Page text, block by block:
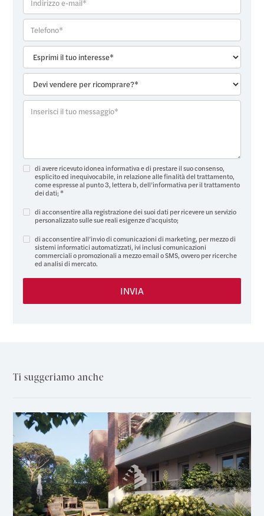
di avere ricevuto idonea informativa e di prestare il suo consenso,
esplicito ed inequivocabile, in relazione alle finalità del trattamento,
come espresse al punto 3, lettera b, dell’informativa per il trattamento
dei dati; *
di acconsentire alla registrazione dei suoi dati per ricevere un servizio
personalizzato sulle sue reali esigenze d'acquisto;
di acconsentire all’invio di comunicazioni di marketing, per mezzo di
sistemi informatici automatizzati, ivi inclusi comunicazioni
commerciali o promozionali a mezzo email o SMS, ovvero per ricerche
ed analisi di mercato.
Ti suggeriamo anche